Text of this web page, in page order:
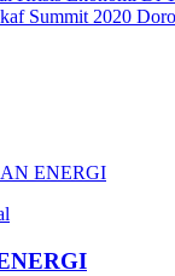
Summit 2020